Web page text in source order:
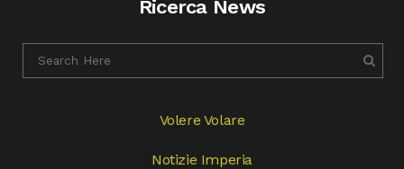
Ricerca News
Volere Volare
Notizie Imperia